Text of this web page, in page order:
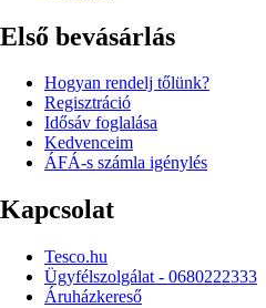
Első bevásárlás
Hogyan rendelj tőlünk?
Regisztráció
Idősáv foglalása
Kedvenceim
ÁFÁ-s számla igénylés
Kapcsolat
Tesco.hu
Ügyfélszolgálat - 0680222333
Áruházkereső